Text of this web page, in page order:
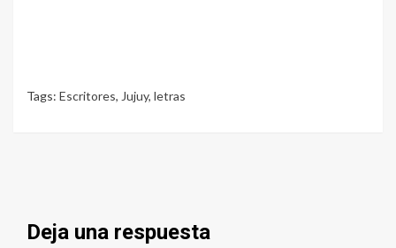
Tags: Escritores, Jujuy, letras
Deja una respuesta